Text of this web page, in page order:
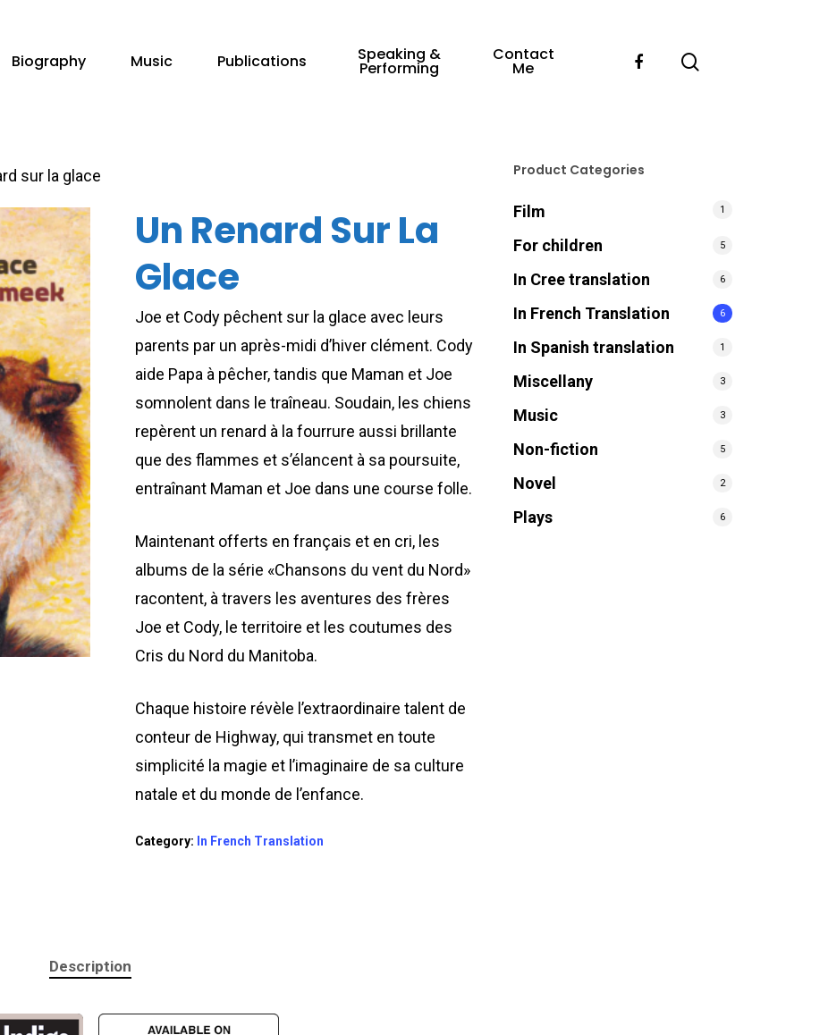
Biography Music Publications Speaking &
Performing
Contact
Me
sur la glace
Un Renard Sur La
Glace
Joe et Cody pêchent sur la glace avec leurs
parents par un après-midi d’hiver clément. Cody
aide Papa à pêcher, tandis que Maman et Joe
somnolent dans le traîneau. Soudain, les chiens
repèrent un renard à la fourrure aussi brillante
que des flammes et s’élancent à sa poursuite,
entraînant Maman et Joe dans une course folle.
Maintenant offerts en français et en cri, les
albums de la série «Chansons du vent du Nord»
racontent, à travers les aventures des frères
Joe et Cody, le territoire et les coutumes des
Cris du Nord du Manitoba.
Chaque histoire révèle l’extraordinaire talent de
conteur de Highway, qui transmet en toute
simplicité la magie et l’imaginaire de sa culture
natale et du monde de l’enfance.
Category: In French Translation
Description
Product Categories
Film 1
For children 5
In Cree translation 6
In French Translation 6
In Spanish translation 1
Miscellany 3
Music 3
Non-fiction 5
Novel 2
Plays 6